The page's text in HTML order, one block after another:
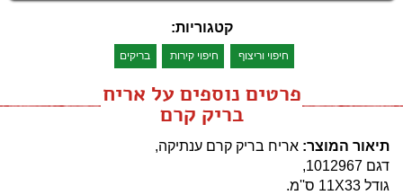
קטגוריות:
חיפוי וריצוף חיפוי קירות בריקים
פרטים נוספים על אריח
בריק קרם
תיאור המוצר: אריח בריק קרם ענתיקה,
דגם 1012967,
גודל 11X33 ס''מ.